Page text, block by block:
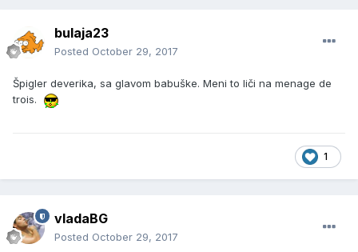
bulaja23
Posted October 29, 2017
Špigler deverika, sa glavom babuške. Meni to liči na menage de
trois.
1
vladaBG
Posted October 29, 2017